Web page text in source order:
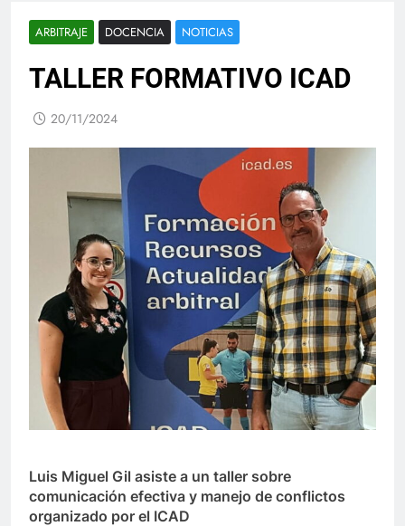
ARBITRAJE DOCENCIA NOTICIAS
TALLER FORMATIVO ICAD
20/11/2024
Luis Miguel Gil asiste a un taller sobre
comunicación efectiva y manejo de conflictos
organizado por el ICAD